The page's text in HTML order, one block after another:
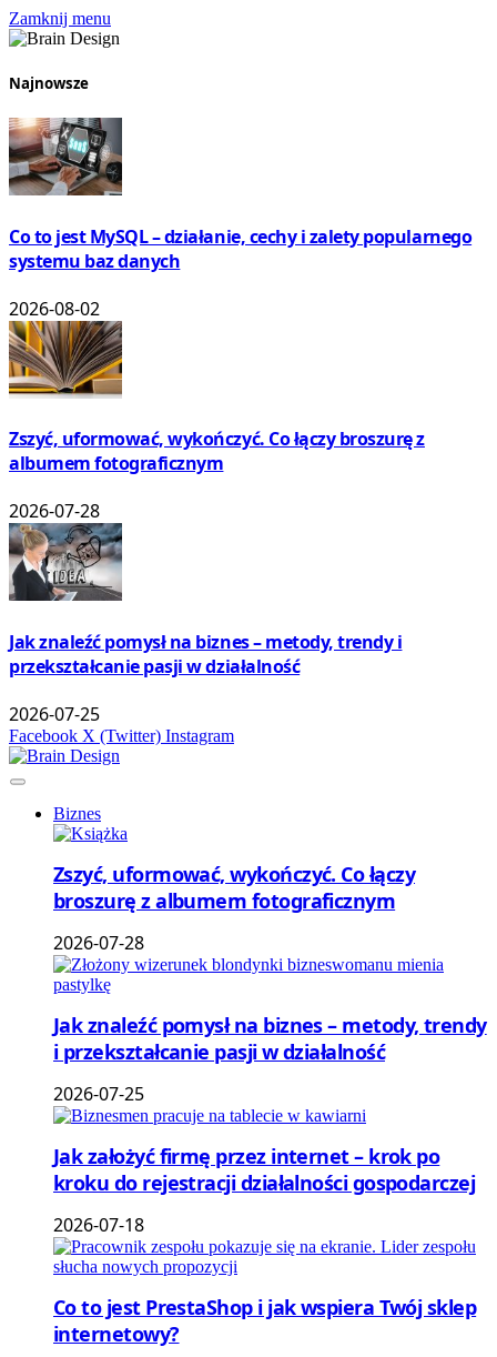
Zamknij menu
Najnowsze
Co to jest MySQL – działanie, cechy i zalety popularnego
systemu baz danych
2026-08-02
Zszyć, uformować, wykończyć. Co łączy broszurę z
albumem fotograficznym
2026-07-28
Jak znaleźć pomysł na biznes – metody, trendy i
przekształcanie pasji w działalność
2026-07-25
Facebook X (Twitter) Instagram
Biznes
Zszyć, uformować, wykończyć. Co łączy
broszurę z albumem fotograficznym
2026-07-28
Jak znaleźć pomysł na biznes – metody, trendy
i przekształcanie pasji w działalność
2026-07-25
Jak założyć firmę przez internet – krok po
kroku do rejestracji działalności gospodarczej
2026-07-18
Co to jest PrestaShop i jak wspiera Twój sklep
internetowy?